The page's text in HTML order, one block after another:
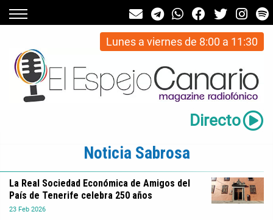
Lunes a viernes de 8:00 a 11:30
Directo
Noticia Sabrosa
23 Feb 2026
La Real Sociedad Económica de Amigos del
País de Tenerife celebra 250 años